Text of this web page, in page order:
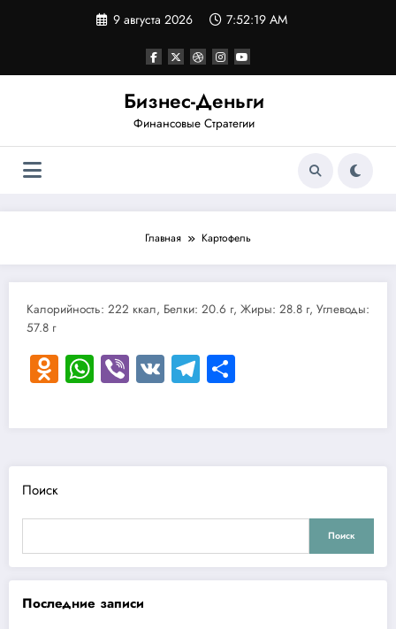
9 августа 2026 7:52:19 AM
Бизнес-Деньги
Финансовые Стратегии
Главная Картофель
Калорийность: 222 ккал, Белки: 20.6 г, Жиры: 28.8 г, Углеводы:
57.8 г
Odnoklassniki
WhatsApp
Viber
VKTelegram
Поиск
Поиск
Последние записи